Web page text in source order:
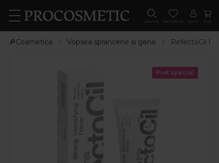
CAUTA FAVORITE CONT COS
🔎Cosmetica Vopsea sprancene si gene RefectoCil
Pret special